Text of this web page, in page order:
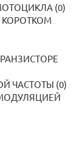
(0)
КОРОТКОМ
ЧАСТОТЫ (0)